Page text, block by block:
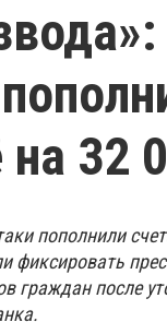
32
пополнили
фиксировать
граждан после